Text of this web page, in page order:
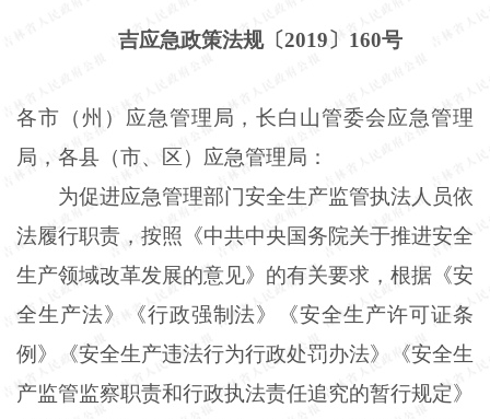
吉应急政策法规〔2019〕160号
各市（州）应急管理局，长白山管委会应急管理
局，各县（市、区）应急管理局：
为促进应急管理部门安全生产监管执法人员依
法履行职责，按照《中共中央国务院关于推进安全
生产领域改革发展的意见》的有关要求，根据《安
全生产法》《行政强制法》《安全生产许可证条
例》《安全生产违法行为行政处罚办法》《安全生
产监管监察职责和行政执法责任追究的暂行规定》